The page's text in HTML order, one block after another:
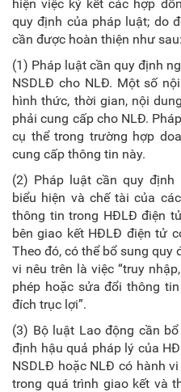
hiện việc ký kết các hợp
quy định của pháp luật; do
cần được hoàn thiện như sau:
(1) Pháp luật cần quy định
NSDLĐ cho NLĐ. Một số
hình thức, thời gian, nội
phải cung cấp cho NLĐ.
cụ thể trong trường hợp
cung cấp thông tin này.
(2) Pháp luật cần quy định
biểu hiện và chế tài của
thông tin trong HĐLĐ điện
bên giao kết HĐLĐ điện tử
Theo đó, có thể bổ sung quy
vi nêu trên là việc “truy
phép hoặc sửa đổi thông
đích trục lợi”.
(3) Bộ luật Lao động cần
định hậu quả pháp lý của
NSDLĐ hoặc NLĐ có hành
trong quá trình giao kết và